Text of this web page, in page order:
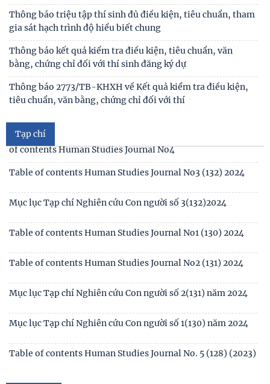
Thông báo triệu tập thí sinh đủ điều kiện, tiêu chuẩn, tham
gia sát hạch trình độ hiểu biết chung
Thông báo kết quả kiểm tra điều kiện, tiêu chuẩn, văn
bằng, chứng chỉ đối với thí sinh đăng ký dự
Thông báo 2773/TB-KHXH về Kết quả kiểm tra điều kiện,
tiêu chuẩn, văn bằng, chứng chỉ đối với thí
Tạp chí
Mục lục tạp chí Nghiên cứu Con người số 6 (135) 2024/Table
of contents Human Studies Journal No6
Mục lục tạp chí Nghiên cứu Con người số 5 (134) 2024 /Table
Mục lục tạp chí Nghiên cứu Con người số 4 (133) 2024 /Table
of contents Human Studies Journal No4
Table of contents Human Studies Journal No3 (132) 2024
Mục lục Tạp chí Nghiên cứu Con người số 3(132)2024
Table of contents Human Studies Journal No1 (130) 2024
Table of contents Human Studies Journal No2 (131) 2024
Mục lục Tạp chí Nghiên cứu Con người số 2(131) năm 2024
Mục lục Tạp chí Nghiên cứu Con người số 1(130) năm 2024
Table of contents Human Studies Journal No. 5 (128) (2023)
Số 1(04) 2026
Giới thiệu sách mới: Xã hội học Gia đình